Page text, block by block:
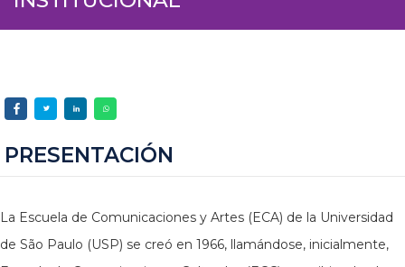
PRESENTACIÓN
La Escuela de Comunicaciones y Artes (ECA) de la Universidad
de São Paulo (USP) se creó en 1966, llamándose, inicialmente,